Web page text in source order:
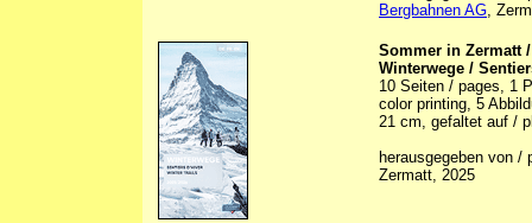
Bergbahnen AG,
Sommer in Zermatt
Winterwege /
10 Seiten / pages, 1
color printing, 5
21 cm, gefaltet auf /
herausgegeben von
Zermatt, 2025